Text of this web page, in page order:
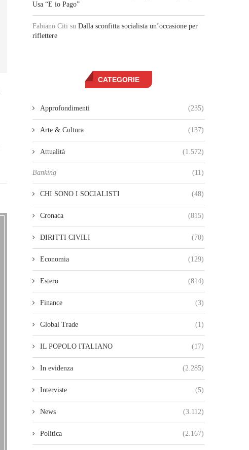
Usa “E io Pago”
Fabiano Citi su Dalla sconfitta socialista un’occasione per
riflettere
CATEGORIE
Approfondimenti (235)
Arte & Cultura (137)
Attualità (1.572)
Banking (11)
CHI SONO I SOCIALISTI (48)
Cronaca (815)
DIRITTI CIVILI (70)
Economia (129)
Estero (814)
Finance (3)
Global Trade (1)
IL POPOLO ITALIANO (17)
In evidenza (2.285)
Interviste (5)
News (3.112)
Politica (2.167)